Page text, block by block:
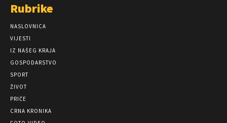
Rubrike
NASLOVNICA
VIJESTI
IZ NAŠEG KRAJA
GOSPODARSTVO
SPORT
ŽIVOT
PRIČE
CRNA KRONIKA